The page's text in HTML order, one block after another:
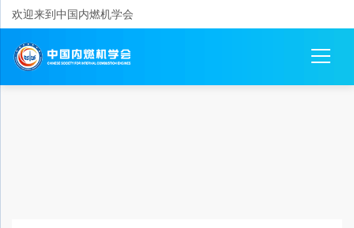
欢迎来到中国内燃机学会